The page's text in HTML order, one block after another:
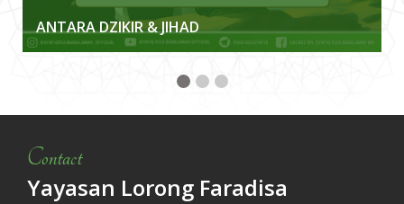
ANTARA DZIKIR & JIHAD
Contact
Yayasan Lorong Faradisa